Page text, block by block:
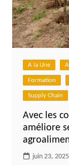
A la Une
Formation
Supply Chain
Avec les
améliore
juin 23, 2025